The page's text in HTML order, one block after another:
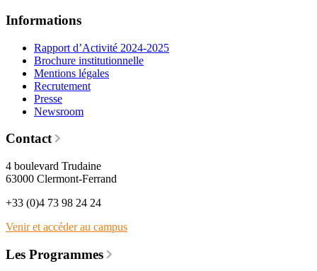
Informations
Rapport d’Activité 2024-2025
Brochure institutionnelle
Mentions légales
Recrutement
Presse
Newsroom
Contact
4 boulevard Trudaine
63000 Clermont-Ferrand
+33 (0)4 73 98 24 24
Venir et accéder au campus
Les Programmes